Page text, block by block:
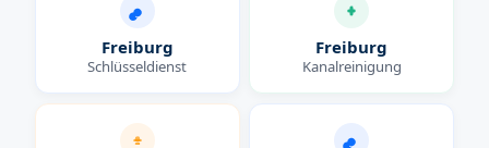
Freiburg
Schlüsseldienst
Freiburg
Kanalreinigung